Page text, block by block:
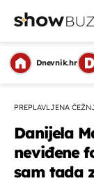
Dnevnik.hr
PREPLAVLJENA
Danijela
neviđene
sam tada